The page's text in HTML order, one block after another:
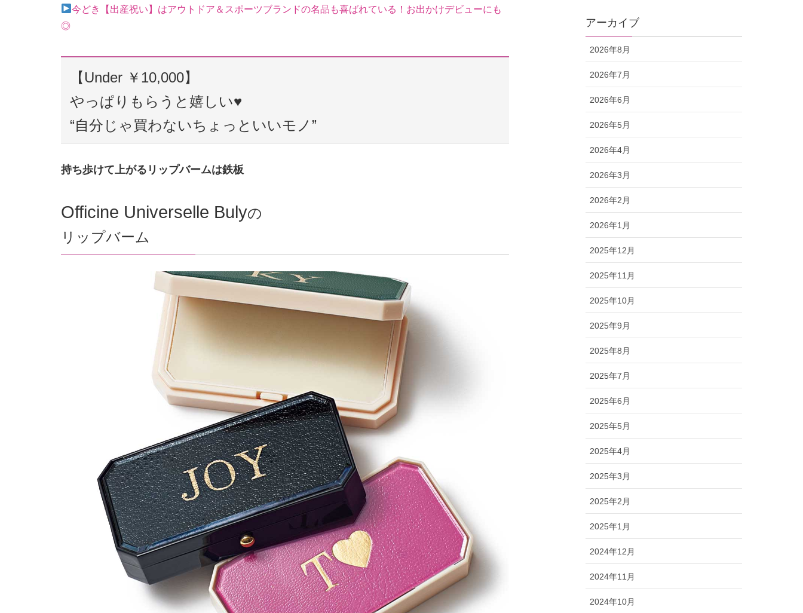
今どき【出産祝い】はアウトドア＆スポーツブランドの名品も喜ばれている！お出かけデビューにも
◎
【Under ￥10,000】
やっぱりもらうと嬉しい♥
“自分じゃ買わないちょっといいモノ”
持ち歩けて上がるリップバームは鉄板
Officine Universelle Bulyの
リップバーム
アーカイブ
2026年8月
2026年7月
2026年6月
2026年5月
2026年4月
2026年3月
2026年2月
2026年1月
2025年12月
2025年11月
2025年10月
2025年9月
2025年8月
2025年7月
2025年6月
2025年5月
2025年4月
2025年3月
2025年2月
2025年1月
2024年12月
2024年11月
2024年10月